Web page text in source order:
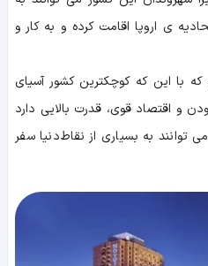
ی اروپا اقامت کرده و به کار و
که با این که کوچکترین کشور آسیای
و اقتصاد قوی، قدرت بالایی دارد
توانند به بسیاری از نقاط دنیا سفر